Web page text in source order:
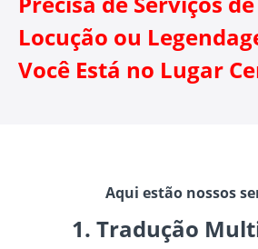
Locução ou
Você Está no Lugar
Aqui estão nossos
1. Tradução